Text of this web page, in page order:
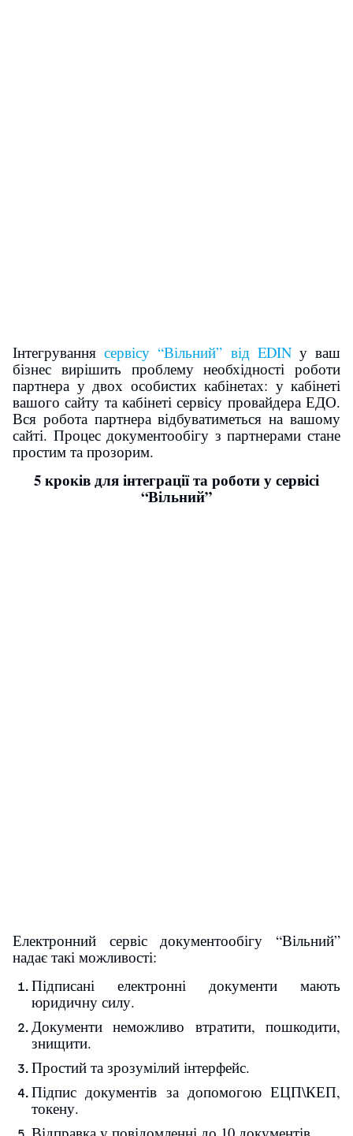
Інтегруваннясервісу “Вільний” від EDINу ваш
бізнес вирішить проблему необхідності роботи
партнера у двох особистих кабінетах: у кабінеті
вашого сайту та кабінеті сервісу провайдера ЕДО.
Вся робота партнера відбуватиметься на вашому
сайті. Процес документообігу з партнерами стане
простим та прозорим.
5 кроків для інтеграції та роботи у сервісі
“Вільний”
Електронний сервіс документообігу “Вільний”
надає такі можливості:
Підписані
електронні документи
мають
юридичну силу.
Документи неможливо втратити, пошкодити,
знищити.
Простий та зрозумілий інтерфейс.
Підпис документів за допомогою ЕЦП\КЕП,
токену.